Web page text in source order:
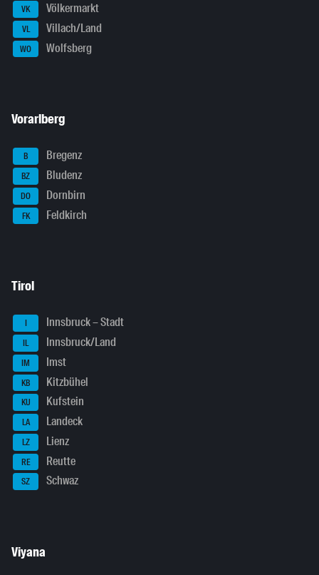
VK Völkermarkt
VL Villach/Land
WO Wolfsberg
Vorarlberg
B Bregenz
BZ Bludenz
DO Dornbirn
FK Feldkirch
Tirol
I Innsbruck – Stadt
IL Innsbruck/Land
IM Imst
KB Kitzbühel
KU Kufstein
LA Landeck
LZ Lienz
RE Reutte
SZ Schwaz
Viyana